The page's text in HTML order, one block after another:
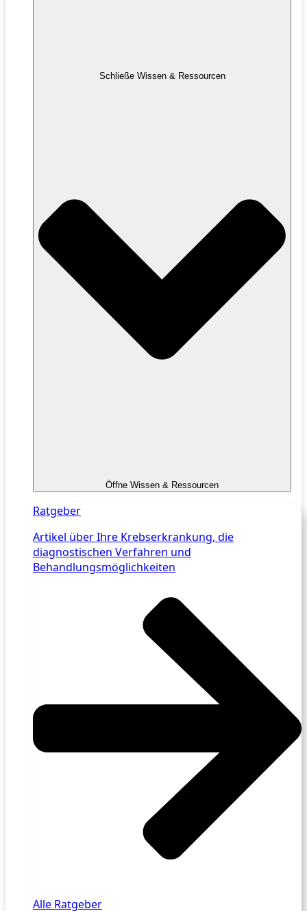
Schließe Wissen & Ressourcen
Öffne Wissen & Ressourcen
Ratgeber
Artikel über Ihre Krebserkrankung, die
diagnostischen Verfahren und
Behandlungsmöglichkeiten
Alle Ratgeber